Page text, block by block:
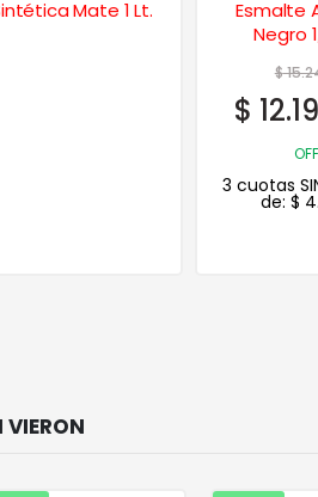
Esmalte Al Agua
Techos
Liquida
$
$
OFF
3 cuotas
de: $